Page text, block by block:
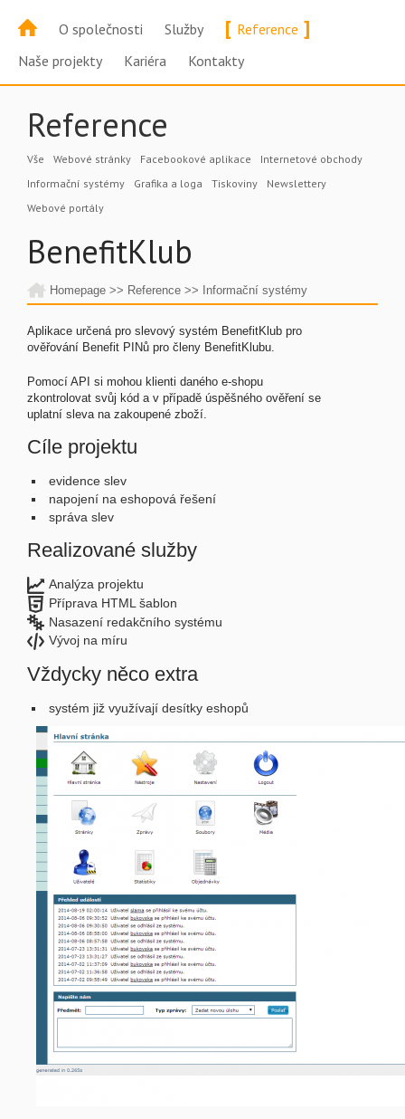
O společnosti Služby [ Reference ]
Naše projekty Kariéra Kontakty
Reference
Vše Webové stránky Facebookové aplikace
Internetové obchody
Informační systémy
Grafika a loga Tiskoviny
Newslettery
Webové portály
BenefitKlub
Homepage >> Reference >> Informační systémy
Aplikace určená pro slevový systém BenefitKlub pro
ověřování Benefit PINů pro členy BenefitKlubu.
Pomocí API si mohou klienti daného e-shopu
zkontrolovat svůj kód a v případě úspěšného ověření se
uplatní sleva na zakoupené zboží.
Cíle projektu
evidence slev
napojení na eshopová řešení
správa slev
Realizované služby
Analýza projektu
Příprava HTML šablon
Nasazení redakčního systému
Vývoj na míru
Vždycky něco extra
systém již využívají desítky eshopů